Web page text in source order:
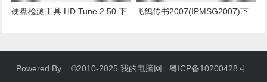
硬盘检测工具 HD Tune 2.50 下
飞鸽传书2007(IPMSG2007)下
Powered By ©2010-2025 我的电脑网 粤ICP备10200428号